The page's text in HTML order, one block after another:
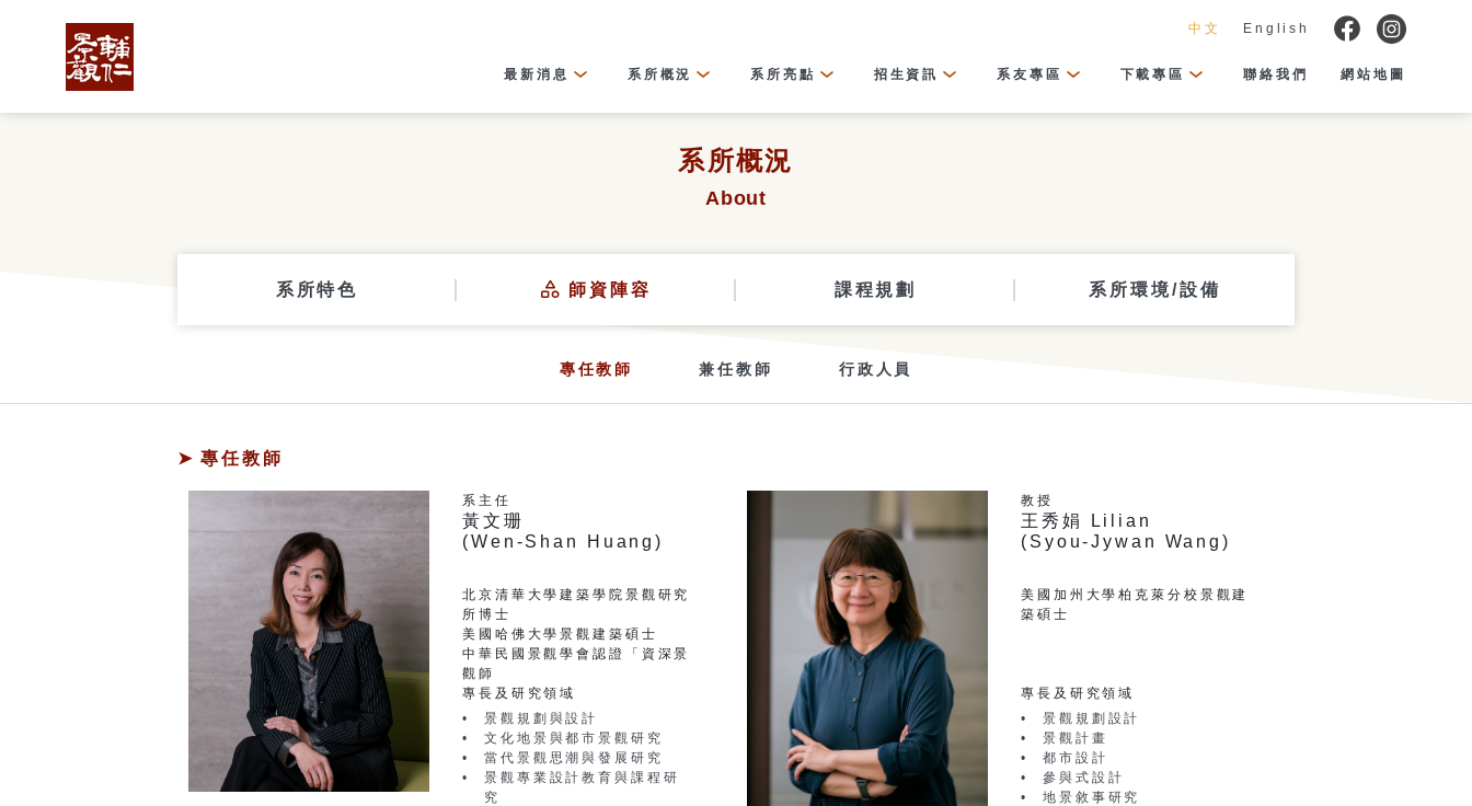
中文 English
最新消息 系所概況 系所亮點 招生資訊 系友專區 下載專區 聯絡我們 網站地圖
系所概況
About
系所特色 師資陣容 課程規劃 系所環境/設備
專任教師 兼任教師 行政人員
專任教師
系主任
黃文珊
(Wen-Shan Huang)
北京清華大學建築學院景觀研究
所博士
美國哈佛大學景觀建築碩士
中華民國景觀學會認證「資深景
觀師
專長及研究領域
景觀規劃與設計
文化地景與都市景觀研究
當代景觀思潮與發展研究
景觀專業設計教育與課程研
究
教授
王秀娟 Lilian
(Syou-Jywan Wang)
美國加州大學柏克萊分校景觀建
築碩士
專長及研究領域
景觀規劃設計
景觀計畫
都市設計
參與式設計
地景敘事研究